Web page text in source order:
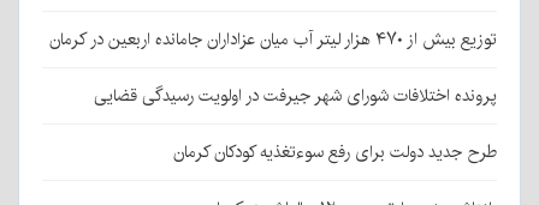
توزیع بیش از ۴۷۰ هزار لیتر آب میان عزاداران جامانده اربعین در کرمان
پرونده اختلافات شورای شهر جیرفت در اولویت رسیدگی قضایی
طرح جدید دولت برای رفع سوءتغذیه کودکان کرمان